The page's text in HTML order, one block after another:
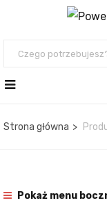
Strona główna
Pokaż menu